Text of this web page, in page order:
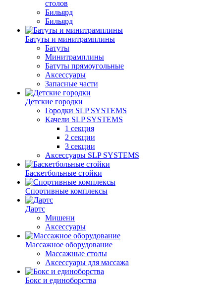
столов
Бильяpд
Бильяpд
Батуты и минитрамплины
Батуты
Минитрамплины
Батуты прямоугольные
Аксессуары
Запасные части
Детские городки
Городки SLP SYSTEMS
Качели SLP SYSTEMS
1 секция
2 секции
3 секции
Аксессуары SLP SYSTEMS
Баскетбольные стойки
Спортивные комплексы
Дартс
Мишени
Аксессуары
Массажное оборудование
Массажные столы
Аксессуары для массажа
Бокс и единоборства